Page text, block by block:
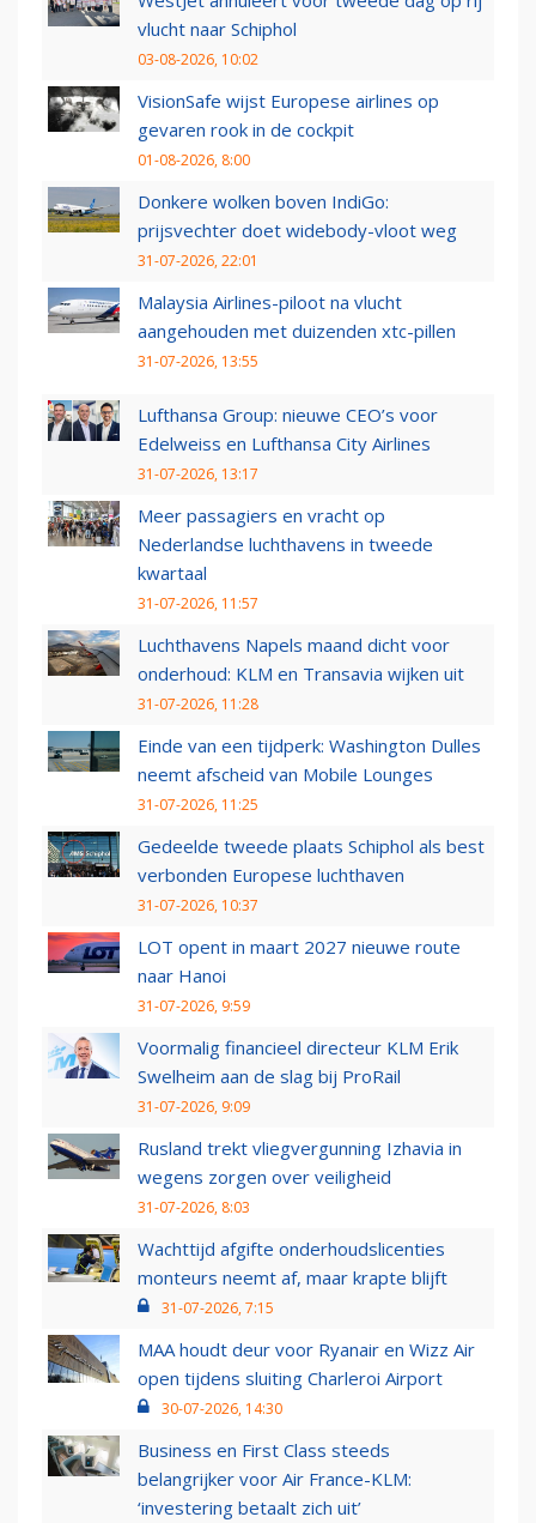
vlucht naar Schiphol
03-08-2026, 10:02
VisionSafe wijst Europese airlines op
gevaren rook in de cockpit
01-08-2026, 8:00
Donkere wolken boven IndiGo:
prijsvechter doet widebody-vloot weg
31-07-2026, 22:01
Malaysia Airlines-piloot na vlucht
aangehouden met duizenden xtc-pillen
31-07-2026, 13:55
Lufthansa Group: nieuwe CEO’s voor
Edelweiss en Lufthansa City Airlines
31-07-2026, 13:17
Meer passagiers en vracht op
Nederlandse luchthavens in tweede
kwartaal
31-07-2026, 11:57
Luchthavens Napels maand dicht voor
onderhoud: KLM en Transavia wijken uit
31-07-2026, 11:28
Einde van een tijdperk: Washington Dulles
neemt afscheid van Mobile Lounges
31-07-2026, 11:25
Gedeelde tweede plaats Schiphol als best
verbonden Europese luchthaven
31-07-2026, 10:37
LOT opent in maart 2027 nieuwe route
naar Hanoi
31-07-2026, 9:59
Voormalig financieel directeur KLM Erik
Swelheim aan de slag bij ProRail
31-07-2026, 9:09
Rusland trekt vliegvergunning Izhavia in
wegens zorgen over veiligheid
31-07-2026, 8:03
Wachttijd afgifte onderhoudslicenties
monteurs neemt af, maar krapte blijft
31-07-2026, 7:15
MAA houdt deur voor Ryanair en Wizz Air
open tijdens sluiting Charleroi Airport
30-07-2026, 14:30
Business en First Class steeds
belangrijker voor Air France-KLM:
‘investering betaalt zich uit’